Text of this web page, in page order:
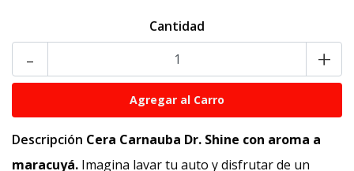
Cantidad
- +
Descripción Cera Carnauba Dr. Shine con aroma a
maracuyá. Imagina lavar tu auto y disfrutar de un